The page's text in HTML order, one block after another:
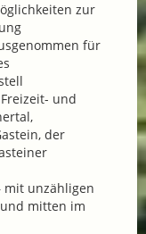
zur
für
und
der
mit unzähligen
mitten im